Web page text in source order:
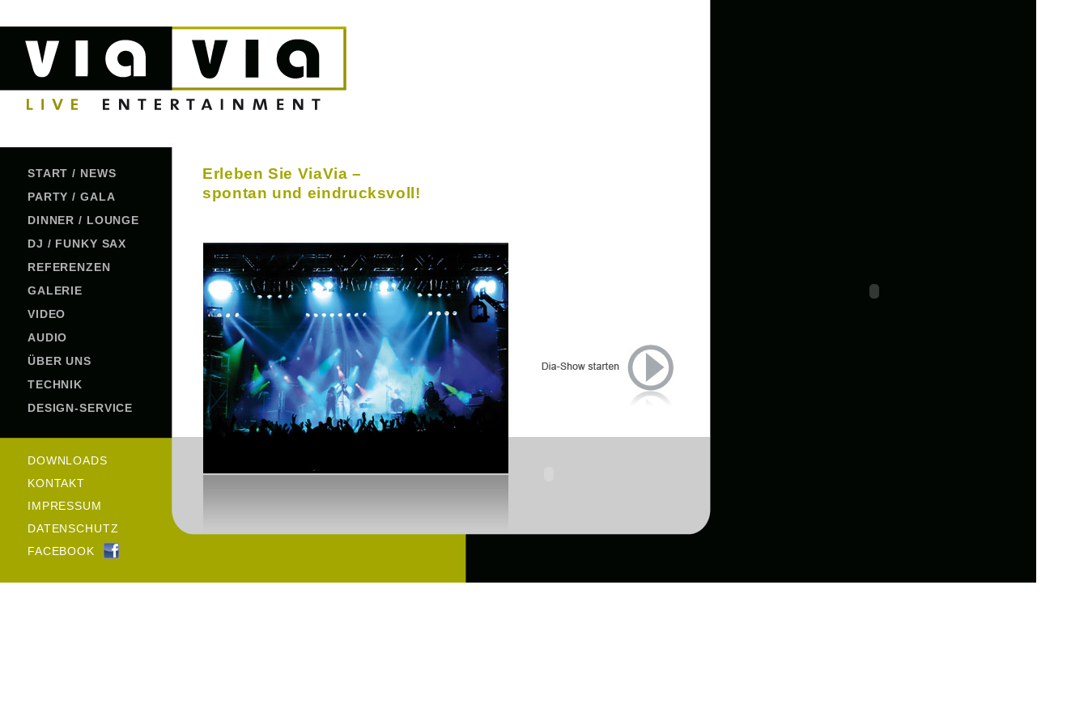
START / NEWS
PARTY / GALA
DINNER / LOUNGE
DJ / FUNKY SAX
REFERENZEN
GALERIE
VIDEO
AUDIO
ÜBER UNS
TECHNIK
DESIGN-SERVICE
DOWNLOADS
KONTAKT
IMPRESSUM
DATENSCHUTZ
FACEBOOK
Erleben Sie ViaVia –
spontan und eindrucksvoll!